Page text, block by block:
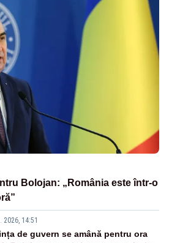
Bolojan: „România este într-o
2026, 14:51
de guvern se amână pentru ora